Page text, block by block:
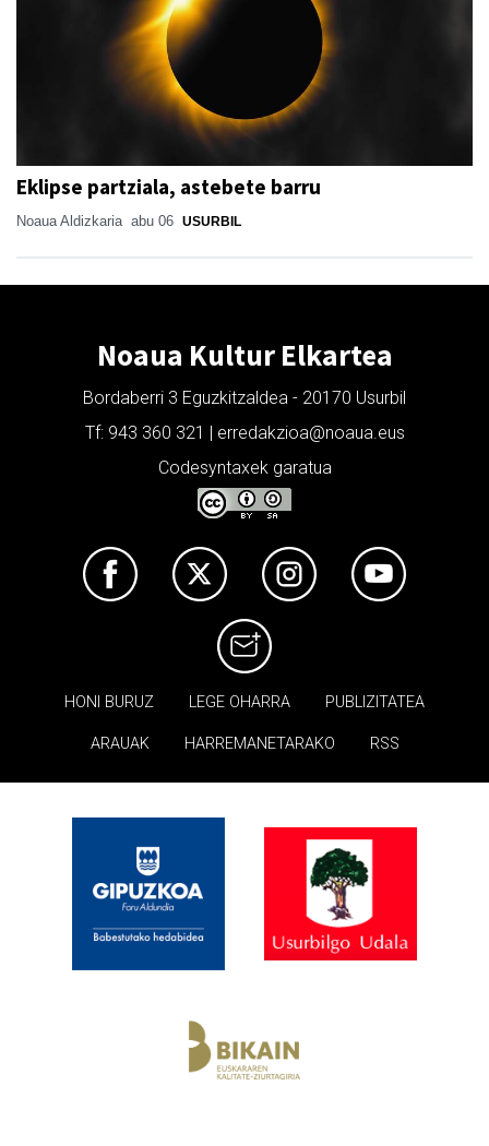
Eklipse partziala, astebete barru
Noaua Aldizkaria abu 06 USURBIL
Noaua Kultur Elkartea
Bordaberri 3 Eguzkitzaldea - 20170 Usurbil
Tf: 943 360 321 | erredakzioa@noaua.eus
Codesyntaxek garatua
HONI BURUZ LEGE OHARRA PUBLIZITATEA
ARAUAK HARREMANETARAKO RSS